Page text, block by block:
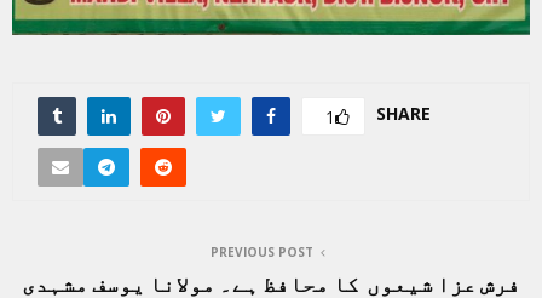
SHARE
1
PREVIOUS POST
فرش عزا شیعوں کا محافظ ہے۔ مولانا یوسف مشہدی